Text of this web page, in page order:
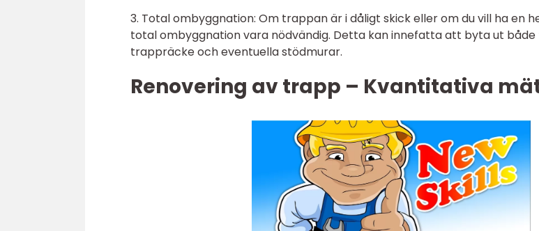
3. Total ombyggnation: Om trappan är i dåligt skick eller om du vill ha en
total ombyggnation vara nödvändig. Detta kan innefatta att byta ut
trappräcke och eventuella stödmurar.
Renovering av trapp – Kvantitativa